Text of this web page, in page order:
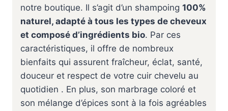
notre boutique. Il s’agit d’un shampoing 100%
naturel, adapté à tous les types de cheveux
et composé d’ingrédients bio. Par ces
caractéristiques, il offre de nombreux
bienfaits qui assurent fraîcheur, éclat, santé,
douceur et respect de votre cuir chevelu au
quotidien . En plus, son marbrage coloré et
son mélange d’épices sont à la fois agréables